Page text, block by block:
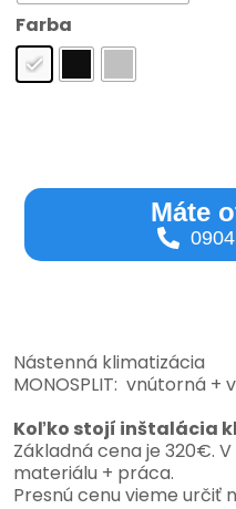
Farba
Máte
Nástenná klimatizácia
MONOSPLIT: vnútorná +
Koľko stojí inštalácia
Základná cena je 320€.
materiálu + práca.
Presnú cenu vieme určiť